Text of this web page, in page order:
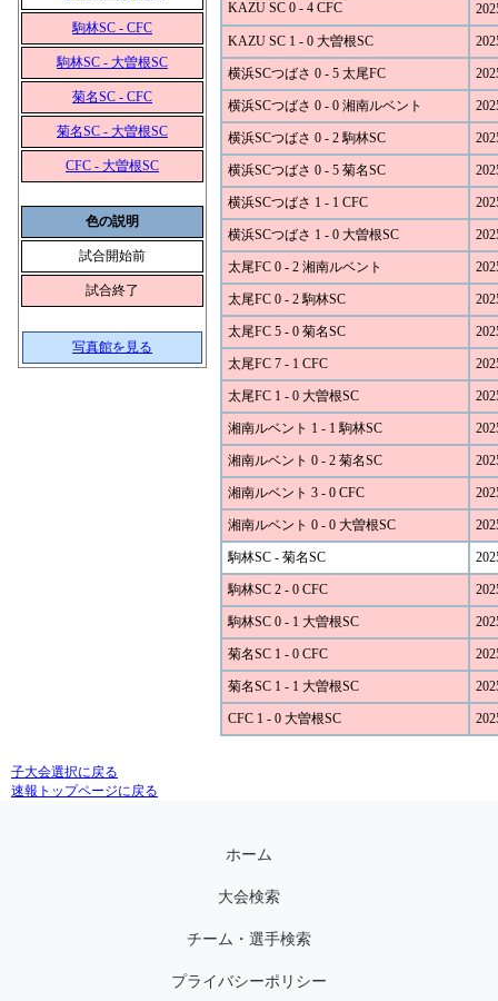
駒林SC - CFC
駒林SC - 大曽根SC
菊名SC - CFC
菊名SC - 大曽根SC
CFC - 大曽根SC
色の説明
試合開始前
試合終了
写真館を見る
KAZU SC 0 - 4 CFC
KAZU SC 1 - 0 大曽根SC
横浜SCつばさ 0 - 5 太尾FC
横浜SCつばさ 0 - 0 湘南ルベント
横浜SCつばさ 0 - 2 駒林SC
横浜SCつばさ 0 - 5 菊名SC
横浜SCつばさ 1 - 1 CFC
横浜SCつばさ 1 - 0 大曽根SC
太尾FC 0 - 2 湘南ルベント
太尾FC 0 - 2 駒林SC
太尾FC 5 - 0 菊名SC
太尾FC 7 - 1 CFC
太尾FC 1 - 0 大曽根SC
湘南ルベント 1 - 1 駒林SC
湘南ルベント 0 - 2 菊名SC
湘南ルベント 3 - 0 CFC
湘南ルベント 0 - 0 大曽根SC
駒林SC - 菊名SC
駒林SC 2 - 0 CFC
駒林SC 0 - 1 大曽根SC
菊名SC 1 - 0 CFC
菊名SC 1 - 1 大曽根SC
CFC 1 - 0 大曽根SC
子大会選択に戻る
速報トップページに戻る
ホーム
大会検索
チーム・選手検索
プライバシーポリシー